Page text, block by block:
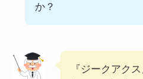
か？
『ジークアク